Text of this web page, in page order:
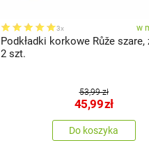
3x w
Podkładki korkowe Růže szare,
2 szt.
53,99 zł
45,99zł
Do koszyka